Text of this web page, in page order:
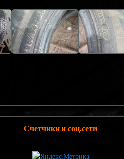
Счетчики и соц.сети